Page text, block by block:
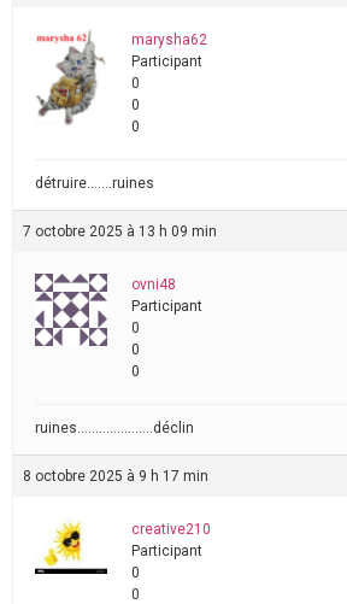
marysha62
Participant
0
0
0
détruire…….ruines
7 octobre 2025 à 13 h 09 min
ovni48
Participant
0
0
0
ruines…………………déclin
8 octobre 2025 à 9 h 17 min
creative210
Participant
0
0